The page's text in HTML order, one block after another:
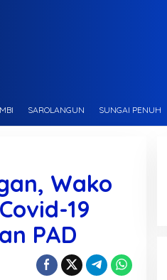
SAROLANGUN SUNGAI PENUH
Wako
19
PAD